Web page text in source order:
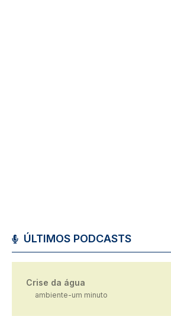
ÚLTIMOS PODCASTS
Crise da água
ambiente-um minuto